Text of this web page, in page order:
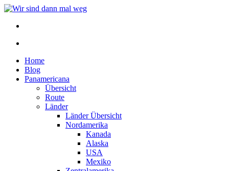
Home
Blog
Panamericana
Übersicht
Route
Länder
Länder Übersicht
Nordamerika
Kanada
Alaska
USA
Mexiko